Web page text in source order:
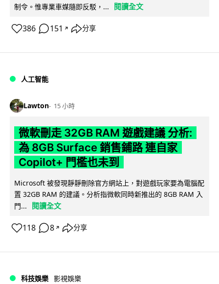
制令。惟專業車媒隨即反駁，...
閱讀全文
386 151 ↗ 分享
人工智能
Lawton 15 小時
微軟刪走 32GB RAM 遊戲建議 分析:
為 8GB Surface 銷售鋪路 連自家
Copilot+ 門檻也未到
Microsoft 被發現靜靜刪除官方網站上，對遊戲玩家要為電腦配
置 32GB RAM 的建議。分析指微軟同時新推出的 8GB RAM 入
門...
閱讀全文
118 8 ↗ 分享
科技娛樂 影視娛樂